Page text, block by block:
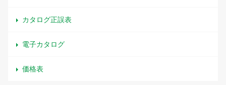
カタログ正誤表
電子カタログ
価格表